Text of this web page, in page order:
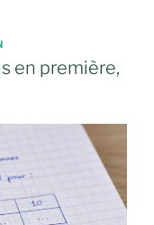
en première,